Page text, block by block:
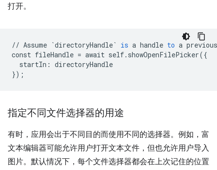
打开。
// Assume `directoryHandle` is a handle to a
const fileHandle = await self. showOpenFilePicker({
startIn : directoryHandle
});
指定不同文件选择器的用途
有时，应用会出于不同目的而使用不同的选择器。例如，富
文本编辑器可能允许用户打开文本文件，但也允许用户导入
图片。默认情况下，每个文件选择器都会在上次记住的位置